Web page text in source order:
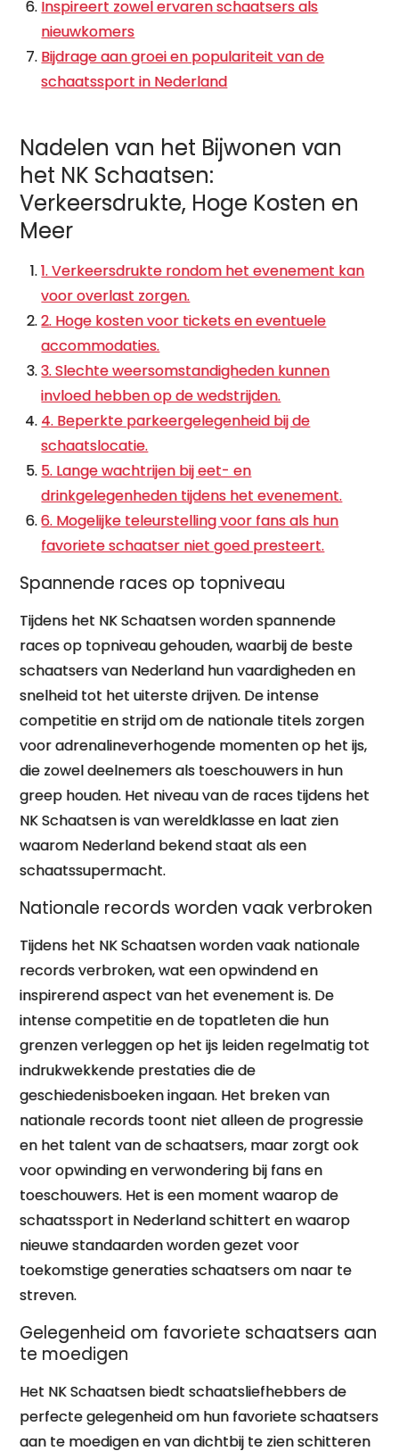
Inspireert zowel ervaren schaatsers als
nieuwkomers
Bijdrage aan groei en populariteit van de
schaatssport in Nederland
Nadelen van het Bijwonen van
het NK Schaatsen:
Verkeersdrukte, Hoge Kosten en
Meer
1. Verkeersdrukte rondom het evenement kan
voor overlast zorgen.
2. Hoge kosten voor tickets en eventuele
accommodaties.
3. Slechte weersomstandigheden kunnen
invloed hebben op de wedstrijden.
4. Beperkte parkeergelegenheid bij de
schaatslocatie.
5. Lange wachtrijen bij eet- en
drinkgelegenheden tijdens het evenement.
6. Mogelijke teleurstelling voor fans als hun
favoriete schaatser niet goed presteert.
Spannende races op topniveau
Tijdens het NK Schaatsen worden spannende
races op topniveau gehouden, waarbij de beste
schaatsers van Nederland hun vaardigheden en
snelheid tot het uiterste drijven. De intense
competitie en strijd om de nationale titels zorgen
voor adrenalineverhogende momenten op het ijs,
die zowel deelnemers als toeschouwers in hun
greep houden. Het niveau van de races tijdens het
NK Schaatsen is van wereldklasse en laat zien
waarom Nederland bekend staat als een
schaatssupermacht.
Nationale records worden vaak verbroken
Tijdens het NK Schaatsen worden vaak nationale
records verbroken, wat een opwindend en
inspirerend aspect van het evenement is. De
intense competitie en de topatleten die hun
grenzen verleggen op het ijs leiden regelmatig tot
indrukwekkende prestaties die de
geschiedenisboeken ingaan. Het breken van
nationale records toont niet alleen de progressie
en het talent van de schaatsers, maar zorgt ook
voor opwinding en verwondering bij fans en
toeschouwers. Het is een moment waarop de
schaatssport in Nederland schittert en waarop
nieuwe standaarden worden gezet voor
toekomstige generaties schaatsers om naar te
streven.
Gelegenheid om favoriete schaatsers aan
te moedigen
Het NK Schaatsen biedt schaatsliefhebbers de
perfecte gelegenheid om hun favoriete schaatsers
aan te moedigen en van dichtbij te zien schitteren